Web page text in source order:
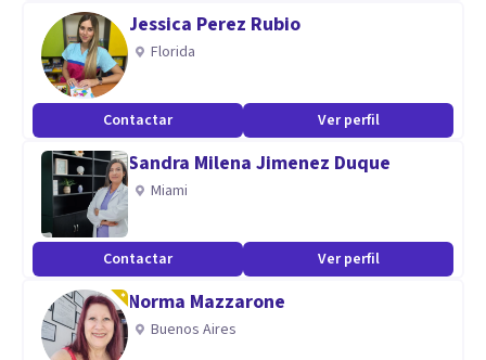
soy una persona empática, con capacidad de escucha,
proactiva,
Jessica Perez Rubio
Florida
Contactar Ver perfil
Sandra Milena Jimenez Duque
Miami
Contactar Ver perfil
Norma Mazzarone
Buenos Aires